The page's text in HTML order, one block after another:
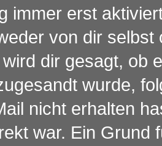
immer erst
von dir selbst
dir gesagt, ob
wurde,
nicht erhalten
war. Ein Grund